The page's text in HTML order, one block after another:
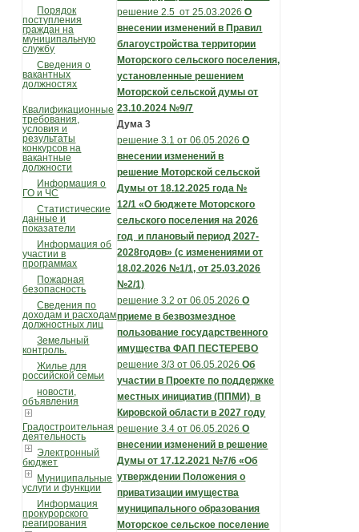
Порядок
поступления
граждан на
муниципальную
службу
Сведения о
вакантных
должностях
Квалификационные
требования,
условия и
результаты
конкурсов на
вакантные
должности
Информация о
ГО и ЧС
Статистические
данные и
показатели
Информация об
участии в
программах
Пожарная
безопасность
Сведения по
доходам и расходам
должностных лиц
Земельный
контроль.
Жилье для
российской семьи
новости,
объявления
Градостроительная
деятельность
Электронный
бюджет
Муниципальные
услуги и функции
Информация
прокурорского
реагирования
решение 2.5 от 25.03.2026О
внесении изменений в Правил
благоустройстватерритории
Моторского сельского поселения,
установленные решением
Моторской сельской думы от
23.10.2024 №9/7
Дума 3
решение 3.1 от 06.05.2026О
внесении изменений в
решение Моторской сельской
Думыот 18.12.2025 года №
12/1«О бюджете Моторского
сельского поселения на 2026
год и плановый период 2027-
2028годов» (с изменениями от
18.02.2026 №1/1, от 25.03.2026
№2/1)
решение 3.2 от 06.05.2026О
приеме в безвозмездное
пользование государственного
имущества ФАП ПЕСТЕРЕВО
решение 3/3 от 06.05.2026Об
участии в Проекте по поддержке
местных инициатив (ППМИ) в
Кировской области в 2027 году
решение 3.4 от 06.05.2026О
внесении изменений в решение
Думы от 17.12.2021 №7/6 «Об
утверждении Положения о
приватизации имущества
муниципального образования
Моторское сельское поселение